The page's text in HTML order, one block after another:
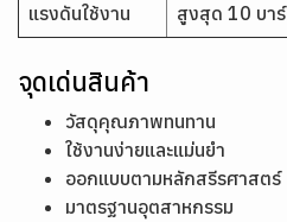
แรงดันใช้งาน สูงสุด 10 บาร์
จุดเด่นสินค้า
วัสดุคุณภาพทนทาน
ใช้งานง่ายและแม่นยำ
ออกแบบตามหลักสรีรศาสตร์
มาตรฐานอุตสาหกรรม